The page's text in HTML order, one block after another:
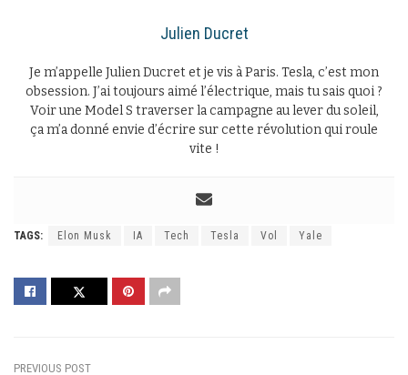
Julien Ducret
Je m’appelle Julien Ducret et je vis à Paris. Tesla, c’est mon
obsession. J’ai toujours aimé l’électrique, mais tu sais quoi ?
Voir une Model S traverser la campagne au lever du soleil,
ça m’a donné envie d’écrire sur cette révolution qui roule
vite !
TAGS: Elon Musk IA Tech Tesla Vol Yale
PREVIOUS POST